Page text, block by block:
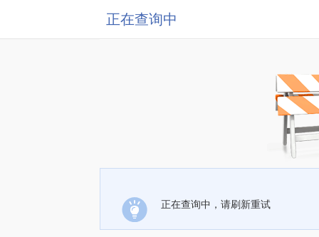
正在查询中
正在查询中，请刷新重试